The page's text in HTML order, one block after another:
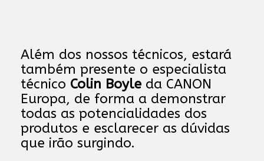
Além dos nossos técnicos, estará
também presente o especialista
técnico Colin Boyle da CANON
Europa, de forma a demonstrar
todas as potencialidades dos
produtos e esclarecer as dúvidas
que irão surgindo.